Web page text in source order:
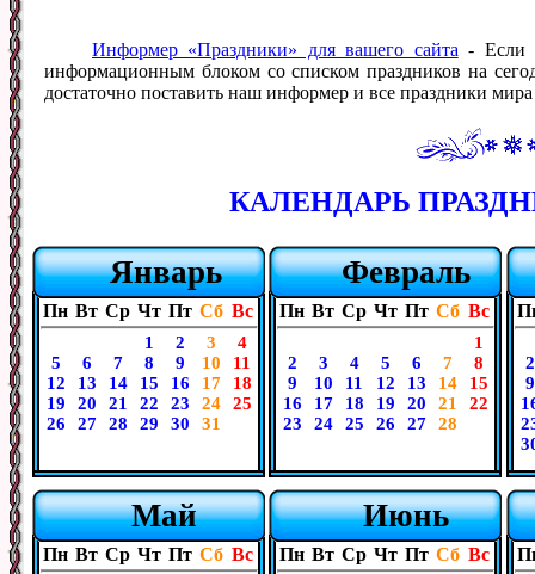
Информер «Праздники» для вашего сайта - Если
информационным блоком со списком праздников на
достаточно поставить наш информер и все праздники мира
КАЛЕНДАРЬ
Январь
Пн Вт Ср Чт Пт Сб Вс
1 2 3
4
5
6 7 8 9 10
11
12
13 14 15 16 17
18
19
20 21 22 23 24
25
26
27 28 29 30 31
Февраль
Пн Вт Ср Чт Пт Сб Вс
1
2
3 4 5 6 7
8
9
10 11 12 13 14
15
16
17 18 19 20 21
22
23
24 25 26 27 28
2
9
Май
Пн Вт Ср Чт Пт Сб Вс
Июнь
Пн Вт Ср Чт Пт Сб Вс